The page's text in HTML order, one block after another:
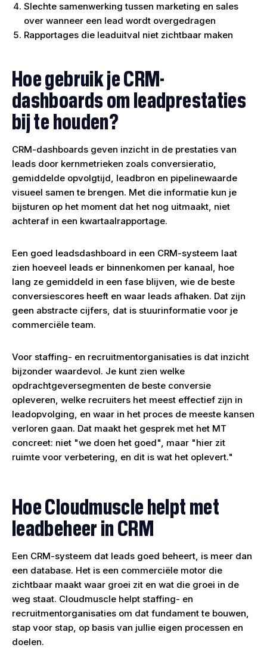
Slechte samenwerking tussen marketing en sales
over wanneer een lead wordt overgedragen
Rapportages die leaduitval niet zichtbaar maken
Hoe gebruik je CRM-
dashboards om leadprestaties
bij te houden?
CRM-dashboards geven inzicht in de prestaties van
leads door kernmetrieken zoals conversieratio,
gemiddelde opvolgtijd, leadbron en pipelinewaarde
visueel samen te brengen. Met die informatie kun je
bijsturen op het moment dat het nog uitmaakt, niet
achteraf in een kwartaalrapportage.
Een goed leadsdashboard in een CRM-systeem laat
zien hoeveel leads er binnenkomen per kanaal, hoe
lang ze gemiddeld in een fase blijven, wie de beste
conversiescores heeft en waar leads afhaken. Dat zijn
geen abstracte cijfers, dat is stuurinformatie voor je
commerciële team.
Voor staffing- en recruitmentorganisaties is dat inzicht
bijzonder waardevol. Je kunt zien welke
opdrachtgeversegmenten de beste conversie
opleveren, welke recruiters het meest effectief zijn in
leadopvolging, en waar in het proces de meeste kansen
verloren gaan. Dat maakt het gesprek met het MT
concreet: niet "we doen het goed", maar "hier zit
ruimte voor verbetering, en dit is wat het oplevert."
Hoe Cloudmuscle helpt met
leadbeheer in CRM
Een CRM-systeem dat leads goed beheert, is meer dan
een database. Het is een commerciële motor die
zichtbaar maakt waar groei zit en wat die groei in de
weg staat. Cloudmuscle helpt staffing- en
recruitmentorganisaties om dat fundament te bouwen,
stap voor stap, op basis van jullie eigen processen en
doelen.